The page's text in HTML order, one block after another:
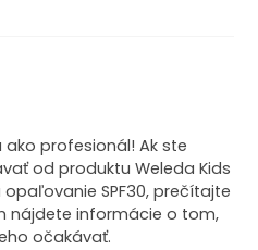
profesionál! Ak ste
od produktu Weleda Kids
SPF30, prečítajte
nájdete informácie o tom,
očakávať.